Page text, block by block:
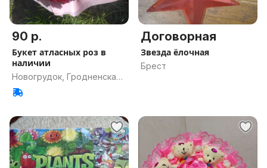
90 р.
Букет атласных роз в
наличии
Новогрудок, Гродненская
обл.
Договорная
Звезда ёлочная
Брест